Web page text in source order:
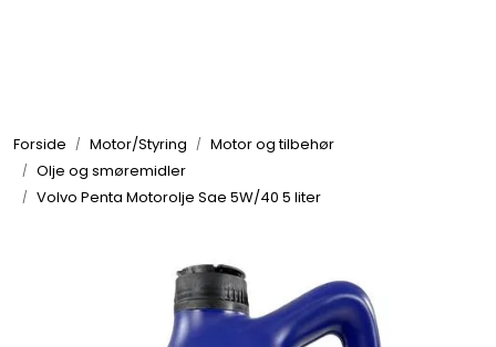
Forside Motor/Styring
Motor og tilbehør
Olje og smøremidler
Volvo Penta Motorolje Sae 5W/40 5 liter